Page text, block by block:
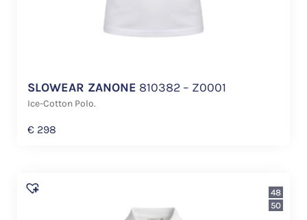
SLOWEAR ZANONE 810382 – Z0001
Ice-Cotton Polo.
€ 298
48
50